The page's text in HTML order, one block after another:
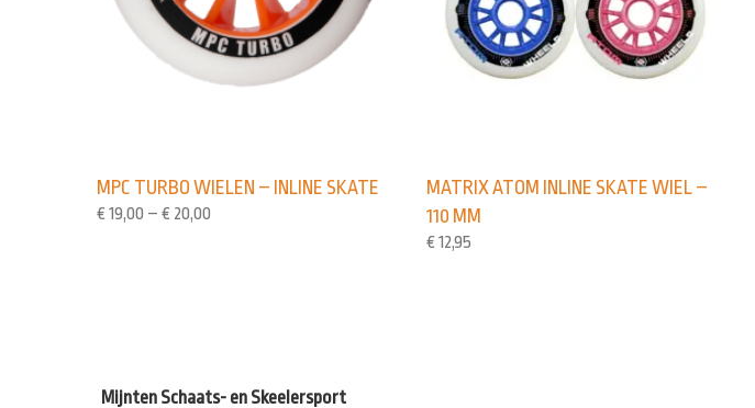
MPC TURBO WIELEN – INLINE SKATE
€ 19,00 – € 20,00
MATRIX ATOM INLINE SKATE WIEL –
110 MM
€ 12,95
Mijnten Schaats- en Skeelersport